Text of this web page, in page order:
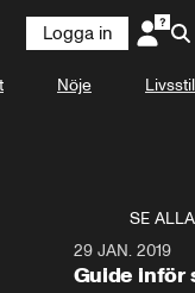
Logga in
Nöje Livsstil
SE ALLA
29 JAN. 2019
Guide inför